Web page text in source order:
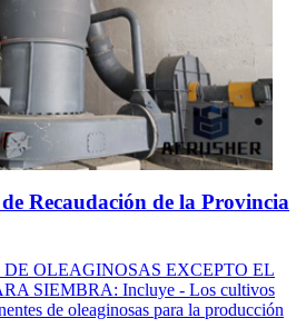
Recaudación de la Provincia
DE OLEAGINOSAS EXCEPTO EL
SIEMBRA: Incluye - Los cultivos
de oleaginosas para la producción